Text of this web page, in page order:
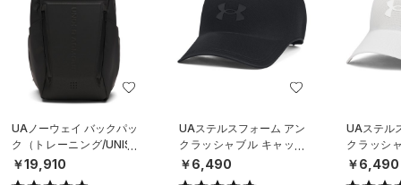
UAノーウェイ バックパッ
ク（トレーニング/UNISE
X）
￥19,910
UAステルスフォーム アン
クラッシャブル キャップ
（ライフスタイル/UNISE
X）
￥6,490
UAステル
クラッシ
（ライフ
X）
￥6,490